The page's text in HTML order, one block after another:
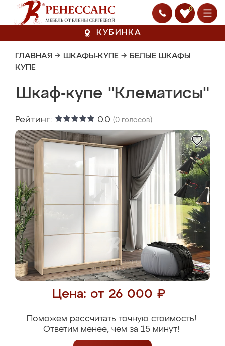
0
КУБИНКА
ГЛАВНАЯ → ШКАФЫ-КУПЕ → БЕЛЫЕ ШКАФЫ
КУПЕ
Шкаф-купе "Клематисы"
Рейтинг: 0.0 (0 голосов)
Цена: от 26 000 ₽
Поможем рассчитать точную стоимость!
Ответим менее, чем за 15 минут!